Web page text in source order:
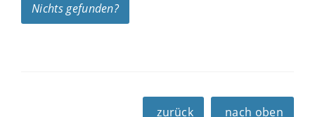
Nichts gefunden?
zurück nach oben